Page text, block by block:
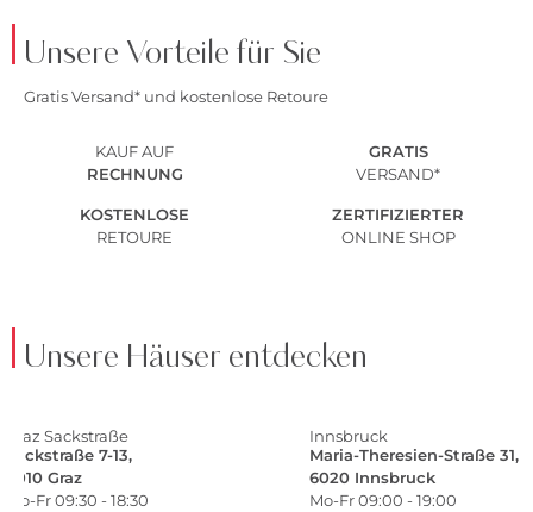
Unsere Vorteile für Sie
Gratis Versand* und kostenlose Retoure
KAUF AUF
RECHNUNG
GRATIS
VERSAND*
KOSTENLOSE
RETOURE
ZERTIFIZIERTER
ONLINE SHOP
Unsere Häuser entdecken
Graz Sackstraße
Sackstraße 7-13,
8010 Graz
Mo-Fr 09:30 - 18:30
Innsbruck
Maria-Theresien-Straße 31,
6020 Innsbruck
Mo-Fr 09:00 - 19:00